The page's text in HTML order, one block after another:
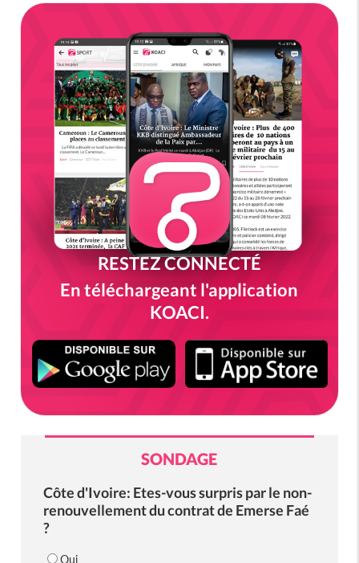
RESTEZ CONNECTÉ
En téléchargeant l'application
KOACI.
SONDAGE
Côte d'Ivoire: Etes-vous surpris par le non-
renouvellement du contrat de Emerse Faé
?
Oui